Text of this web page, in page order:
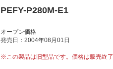
PEFY-P280M-E1
オープン価格
発売日：2004年08月01日
※この製品は旧型品です。価格は販売終